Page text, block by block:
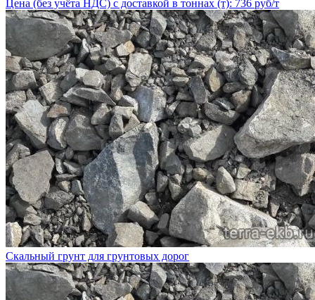
Цена (без учёта НДС) с доставкой в тоннах (т): 736 руб/т
Скальный грунт для грунтовых дорог